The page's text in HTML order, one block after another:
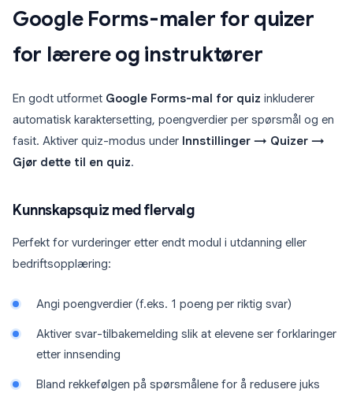
Google Forms-maler for quizer
for lærere og instruktører
En godt utformet Google Forms-mal for quiz inkluderer
automatisk karaktersetting, poengverdier per spørsmål og en
fasit. Aktiver quiz-modus under Innstillinger → Quizer →
Gjør dette til en quiz.
Kunnskapsquiz med flervalg
Perfekt for vurderinger etter endt modul i utdanning eller
bedriftsopplæring:
Angi poengverdier (f.eks. 1 poeng per riktig svar)
Aktiver svar-tilbakemelding slik at elevene ser forklaringer
etter innsending
Bland rekkefølgen på spørsmålene for å redusere juks